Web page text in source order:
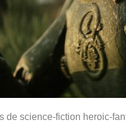
de science-fiction heroic-